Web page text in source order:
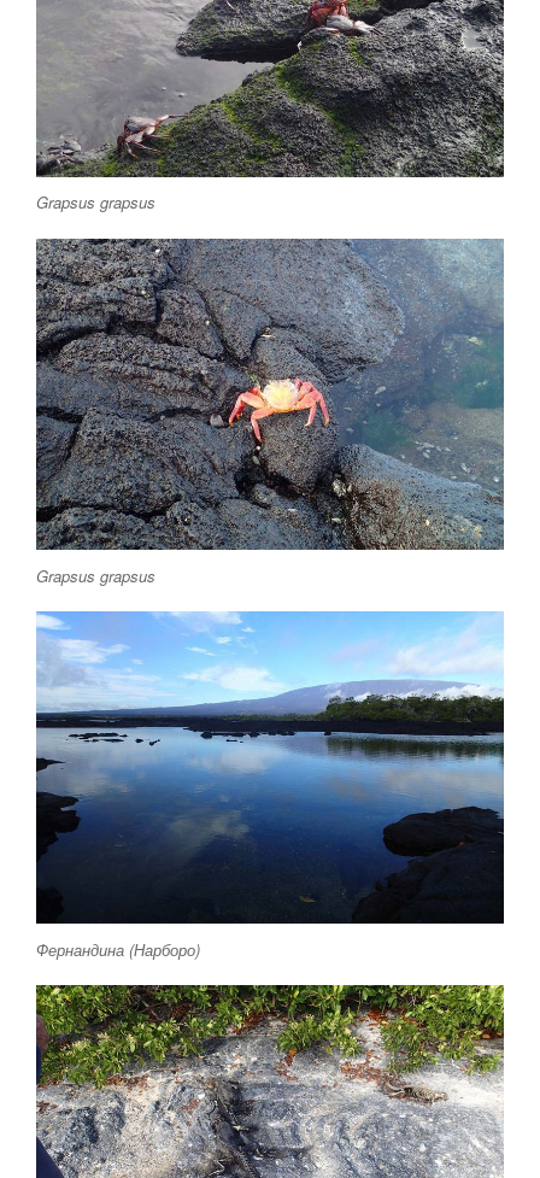
Grapsus grapsus
Grapsus grapsus
Фернандина (Нарборо)